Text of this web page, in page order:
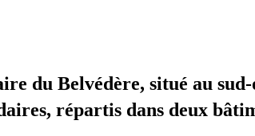
du Belvédère, situé au
répartis dans deux